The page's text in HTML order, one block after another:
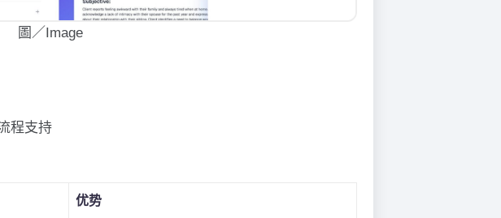
圖／Image
程支持
优势